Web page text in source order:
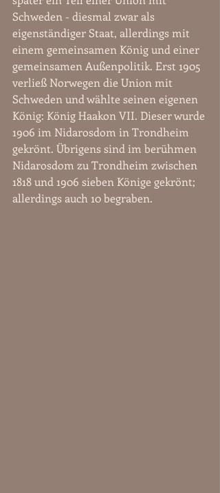
Schweden - diesmal zwar als
eigenständiger Staat, allerdings mit
einem gemeinsamen König und einer
gemeinsamen Außenpolitik. Erst 1905
verließ Norwegen die Union mit
Schweden und wählte seinen eigenen
König: König Haakon VII. Dieser wurde
1906 im Nidarosdom in Trondheim
gekrönt. Übrigens sind im berühmen
Nidarosdom zu Trondheim zwischen
1818 und 1906 sieben Könige gekrönt;
allerdings auch 10 begraben.